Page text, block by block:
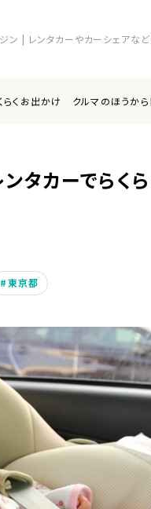
ン | レンタカーやカーシェアな
らくお出かけ クルマのほうか
タカーでら
東京都